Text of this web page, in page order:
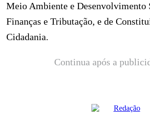
Meio Ambiente e Desenvolvimento
Finanças e Tributação, e de
Cidadania.
Continua após a